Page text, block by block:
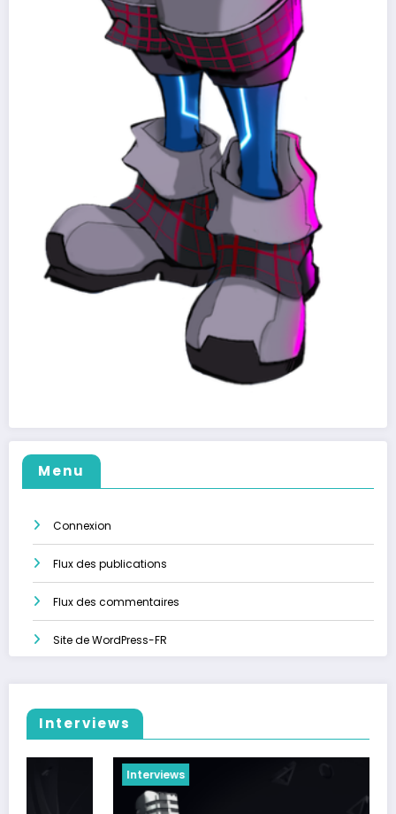
Menu
Connexion
Flux des publications
Flux des commentaires
Site de WordPress-FR
Interviews
Interviews